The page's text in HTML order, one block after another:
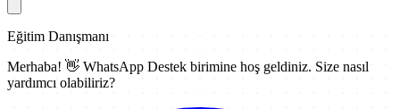
Eğitim Danışmanı
Merhaba! 👋 WhatsApp Destek birimine hoş geldiniz. Size nasıl
yardımcı olabiliriz?